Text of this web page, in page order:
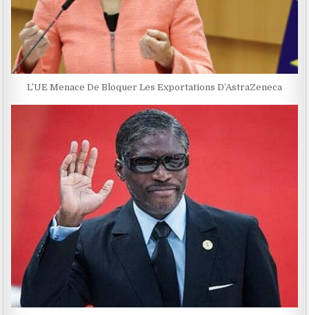
L’UE Menace De Bloquer Les Exportations D’AstraZeneca